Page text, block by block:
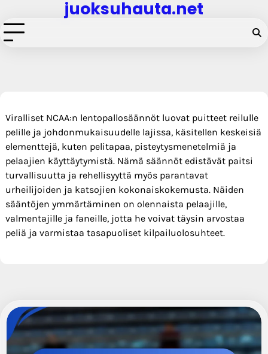
to
content
juoksuhauta.net
Viralliset NCAA:n lentopallosäännöt luovat puitteet reilulle
pelille ja johdonmukaisuudelle lajissa, käsitellen keskeisiä
elementtejä, kuten pelitapaa, pisteytysmenetelmiä ja
pelaajien käyttäytymistä. Nämä säännöt edistävät paitsi
turvallisuutta ja rehellisyyttä myös parantavat
urheilijoiden ja katsojien kokonaiskokemusta. Näiden
sääntöjen ymmärtäminen on olennaista pelaajille,
valmentajille ja faneille, jotta he voivat täysin arvostaa
peliä ja varmistaa tasapuoliset kilpailuolosuhteet.